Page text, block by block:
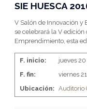
SIE HUESCA
V Salón de Innovación y
se celebrará la V
Emprendimiento, esta
F. inicio:
jueves
F. fin:
viernes
Ubicación: Auditorio